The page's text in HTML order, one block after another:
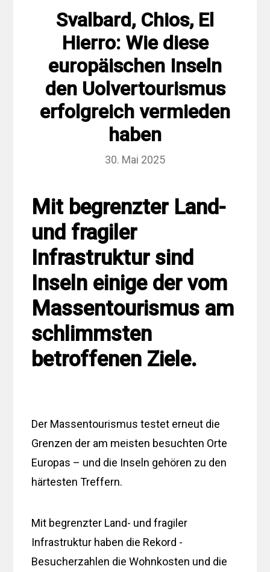
Svalbard, Chios, El
Hierro: Wie diese
europäischen Inseln
den Uolvertourismus
erfolgreich vermieden
haben
30. Mai 2025
Mit begrenzter Land-
und fragiler
Infrastruktur sind
Inseln einige der vom
Massentourismus am
schlimmsten
betroffenen Ziele.
Der Massentourismus testet erneut die
Grenzen der am meisten besuchten Orte
Europas – und die Inseln gehören zu den
härtesten Treffern.
Mit begrenzter Land- und fragiler
Infrastruktur haben die Rekord -
Besucherzahlen die Wohnkosten und die